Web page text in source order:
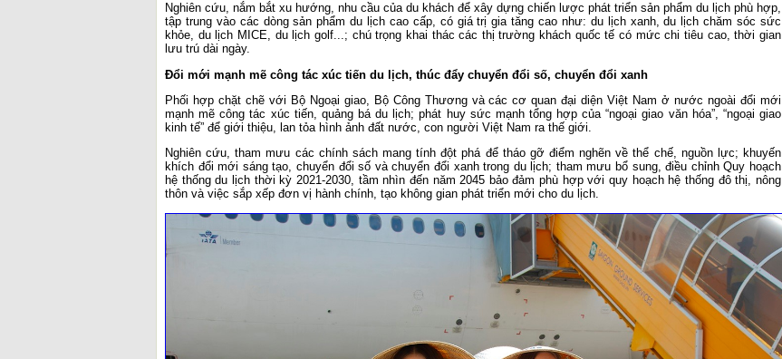
Nghiên cứu, nắm bắt xu hướng, nhu cầu của du khách để xây dựng chiến lược phát triển sản phẩm du lịch phù hợp,
tập trung vào các dòng sản phẩm du lịch cao cấp, có giá trị gia tăng cao như: du lịch xanh, du lịch chăm sóc sức
khỏe, du lịch MICE, du lịch golf...; chú trọng khai thác các thị trường khách quốc tế có mức chi tiêu cao, thời gian
lưu trú dài ngày.
Đổi mới mạnh mẽ công tác xúc tiến du lịch, thúc đẩy chuyển đổi số, chuyển đổi xanh
Phối hợp chặt chẽ với Bộ Ngoại giao, Bộ Công Thương và các cơ quan đại diện Việt Nam ở nước ngoài đổi mới
mạnh mẽ công tác xúc tiến, quảng bá du lịch; phát huy sức mạnh tổng hợp của “ngoại giao văn hóa”, “ngoại giao
kinh tế” để giới thiệu, lan tỏa hình ảnh đất nước, con người Việt Nam ra thế giới.
Nghiên cứu, tham mưu các chính sách mang tính đột phá để tháo gỡ điểm nghẽn về thể chế, nguồn lực; khuyến
khích đổi mới sáng tạo, chuyển đổi số và chuyển đổi xanh trong du lịch; tham mưu bổ sung, điều chỉnh Quy hoạch
hệ thống du lịch thời kỳ 2021-2030, tầm nhìn đến năm 2045 bảo đảm phù hợp với quy hoạch hệ thống đô thị, nông
thôn và việc sắp xếp đơn vị hành chính, tạo không gian phát triển mới cho du lịch.